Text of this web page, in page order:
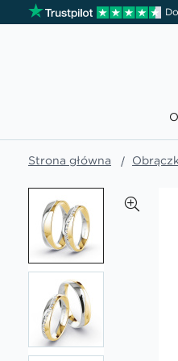
Strona główna
koniec
galerii